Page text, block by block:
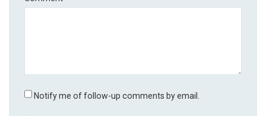
Notify me of follow-up comments by email.